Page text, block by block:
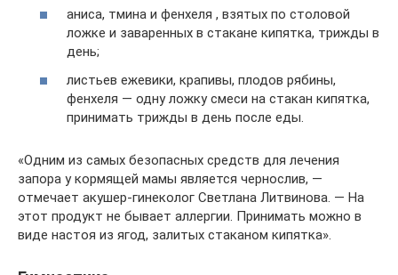
аниса, тмина и фенхеля , взятых по столовой
ложке и заваренных в стакане кипятка, трижды в
день;
листьев ежевики, крапивы, плодов рябины,
фенхеля — одну ложку смеси на стакан кипятка,
принимать трижды в день после еды.
«Одним из самых безопасных средств для лечения
запора у кормящей мамы является чернослив, —
отмечает акушер-гинеколог Светлана Литвинова. — На
этот продукт не бывает аллергии. Принимать можно в
виде настоя из ягод, залитых стаканом кипятка».